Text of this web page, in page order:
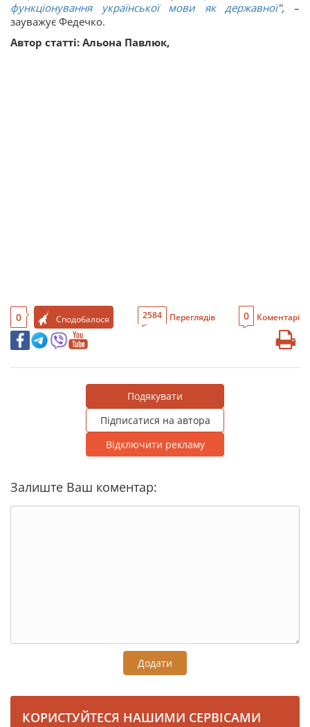
функціонування української мови як державної", –
зауважує Федечко.
Автор статті: Альона Павлюк,
0 Сподобалося 2584 Переглядів 0 Коментарі
Подякувати
Підписатися на автора
Відключити рекламу
Залиште Ваш коментар:
Додати
КОРИСТУЙТЕСЯ НАШИМИ СЕРВІСАМИ